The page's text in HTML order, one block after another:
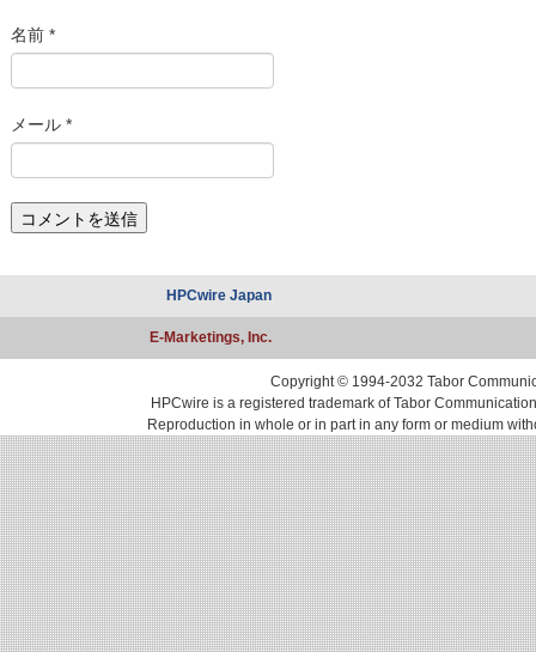
名前 *
メール *
HPCwire Japan
E-Marketings, Inc.
Copyright © 1994-2032 Tabor
HPCwire is a registered trademark of Tabor
Reproduction in whole or in part in any form or medium